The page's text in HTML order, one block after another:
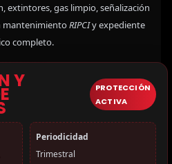
extintores, gas limpio, señalización
mantenimientoRIPCIy expediente
completo.
Y
PROTECCIÓN
ACTIVA
Periodicidad
Trimestral